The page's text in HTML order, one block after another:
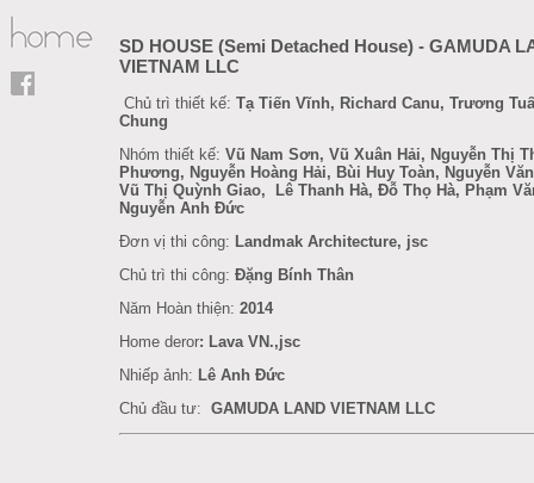
SD HOUSE (Semi Detached House) - GAMUDA
VIETNAM LLC
Chủ trì thiết kế: Tạ Tiến Vĩnh, Richard Canu, Trương
Chung
Nhóm thiết kế: Vũ Nam Sơn, Vũ Xuân Hải, Nguyễn Thị
Phương, Nguyễn Hoàng Hải, Bùi Huy Toàn, Nguyễn
Vũ Thị Quỳnh Giao, Lê Thanh Hà, Đỗ Thọ Hà, Phạm
Nguyễn Anh Đức
Đơn vị thi công: Landmak Architecture, jsc
Chủ trì thi công: Đặng Bính Thân
Năm Hoàn thiện: 2014
Home deror: Lava VN.,jsc
Nhiếp ảnh: Lê Anh Đức
Chủ đầu tư: GAMUDA LAND VIETNAM LLC